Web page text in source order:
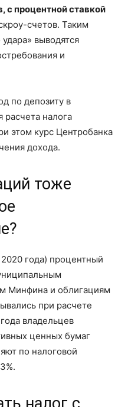
с процентной ставкой
счетов. Таким
выводятся
и
по депозиту в
расчета налога
этом курс Центробанка
дохода.
тоже
года) процентный
Минфина и облигациям
при расчете
владельцев
ценных бумаг
по налоговой